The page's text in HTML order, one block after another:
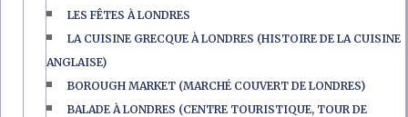
LES FÊTES À LONDRES
LA CUISINE GRECQUE À LONDRES (HISTOIRE DE LA CUISINE
ANGLAISE)
BOROUGH MARKET (MARCHÉ COUVERT DE LONDRES)
BALADE À LONDRES (CENTRE TOURISTIQUE, TOUR DE